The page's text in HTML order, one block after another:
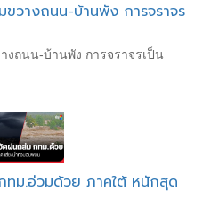
ขวางถนน-บ้านพัง การจราจร
ถนน-บ้านพัง การจราจรเป็น
ทม.อ่วมด้วย ภาคใต้ หนักสุด